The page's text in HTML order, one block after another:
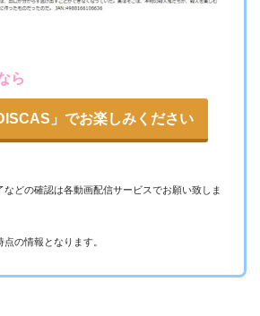
ら
」でお楽しみください
などの確認は各動画配信サービスでお願い致しま
の情報となります。